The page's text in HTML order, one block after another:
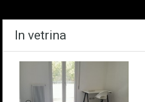
In vetrina